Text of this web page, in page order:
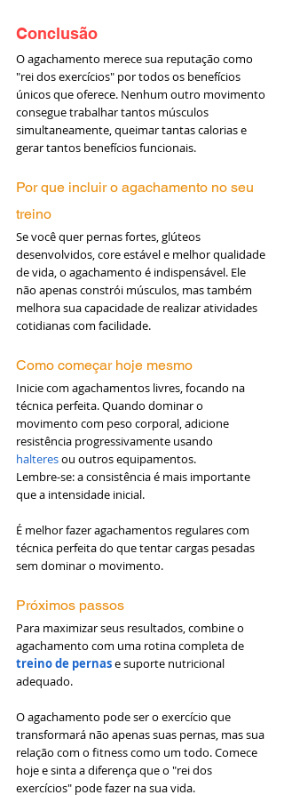
Conclusão
O agachamento merece sua reputação como
"rei dos exercícios" por todos os benefícios
únicos que oferece. Nenhum outro movimento
consegue trabalhar tantos músculos
simultaneamente, queimar tantas calorias e
gerar tantos benefícios funcionais.
Por que incluir o agachamento no seu
treino
Se você quer pernas fortes, glúteos
desenvolvidos, core estável e melhor qualidade
de vida, o agachamento é indispensável. Ele
não apenas constrói músculos, mas também
melhora sua capacidade de realizar atividades
cotidianas com facilidade.
Como começar hoje mesmo
Inicie com agachamentos livres, focando na
técnica perfeita. Quando dominar o
movimento com peso corporal, adicione
resistência progressivamente usando
halteres ou outros equipamentos.
Lembre-se: a consistência é mais importante
que a intensidade inicial.
É melhor fazer agachamentos regulares com
técnica perfeita do que tentar cargas pesadas
sem dominar o movimento.
Próximos passos
Para maximizar seus resultados, combine o
agachamento com uma rotina completa de
treino de pernas e suporte nutricional
adequado.
O agachamento pode ser o exercício que
transformará não apenas suas pernas, mas sua
relação com o fitness como um todo. Comece
hoje e sinta a diferença que o "rei dos
exercícios" pode fazer na sua vida.